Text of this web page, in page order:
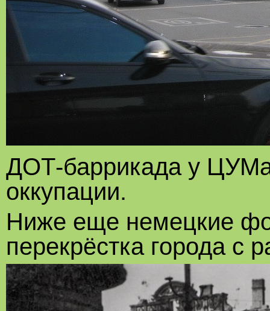
ДОТ-баррикада у
оккупации.
Ниже еще немецкие
перекрёстка города с